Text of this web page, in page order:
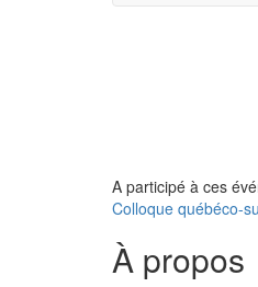
A participé à ces
Colloque québéco-
À propos